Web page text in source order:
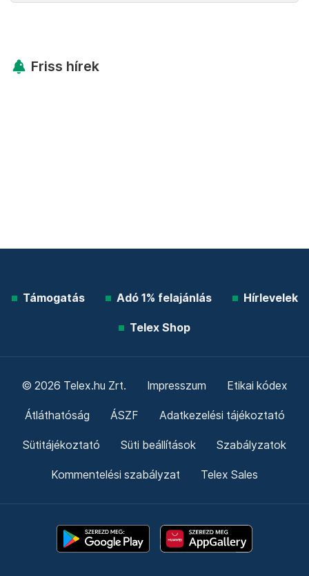
Friss hírek
Támogatás Adó 1% felajánlás Hírlevelek
Telex Shop
© 2026 Telex.hu Zrt. Impresszum Etikai kódex
Átláthatóság ÁSZF Adatkezelési tájékoztató
Sütitájékoztató Süti beállítások Szabályzatok
Kommentelési szabályzat Telex Sales